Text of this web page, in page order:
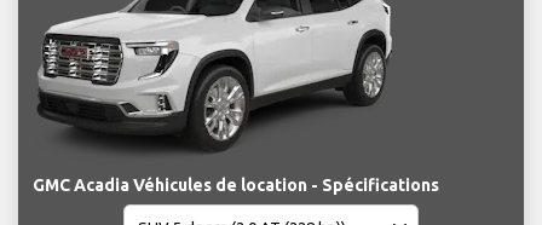
GMC Acadia Véhicules de location - Spécifications